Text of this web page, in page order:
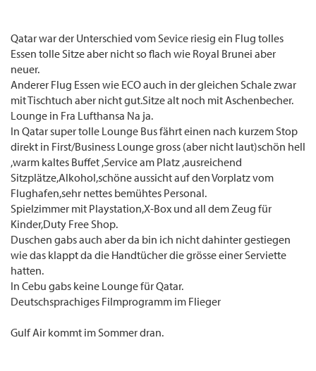
Qatar war der Unterschied vom Sevice riesig ein Flug tolles
Essen tolle Sitze aber nicht so flach wie Royal Brunei aber
neuer.
Anderer Flug Essen wie ECO auch in der gleichen Schale zwar
mit Tischtuch aber nicht gut.Sitze alt noch mit Aschenbecher.
Lounge in Fra Lufthansa Na ja.
In Qatar super tolle Lounge Bus fährt einen nach kurzem Stop
direkt in First/Business Lounge gross (aber nicht laut)schön hell
,warm kaltes Buffet ,Service am Platz ,ausreichend
Sitzplätze,Alkohol,schöne aussicht auf den Vorplatz vom
Flughafen,sehr nettes bemühtes Personal.
Spielzimmer mit Playstation,X-Box und all dem Zeug für
Kinder,Duty Free Shop.
Duschen gabs auch aber da bin ich nicht dahinter gestiegen
wie das klappt da die Handtücher die grösse einer Serviette
hatten.
In Cebu gabs keine Lounge für Qatar.
Deutschsprachiges Filmprogramm im Flieger
Gulf Air kommt im Sommer dran.